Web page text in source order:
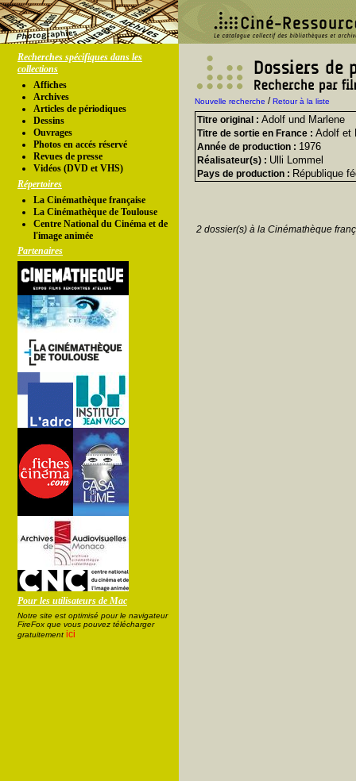
Recherches spécifiques dans les
collections
Affiches
Archives
Articles de périodiques
Dessins
Ouvrages
Photos en accés réservé
Revues de presse
Vidéos (DVD et VHS)
Répertoires
La Cinémathèque française
La Cinémathèque de Toulouse
Centre National du Cinéma et de
l'image animée
Partenaires
Pour les utilisateurs de Mac
Notre site est optimisé pour le navigateur
FireFox que vous pouvez télécharger
gratuitement ici
Nouvelle recherche /Retour à la liste
Titre original : Adolf und Marlene
Titre de sortie en France : Adolf et
Année de production : 1976
Réalisateur(s) : Ulli Lommel
Pays de production : République
2 dossier(s) à la Cinémathèque